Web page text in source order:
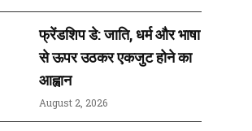
फ्रेंडशिप डे: जाति, धर्म और भाषा
से ऊपर उठकर एकजुट होने का
आह्वान
August 2, 2026